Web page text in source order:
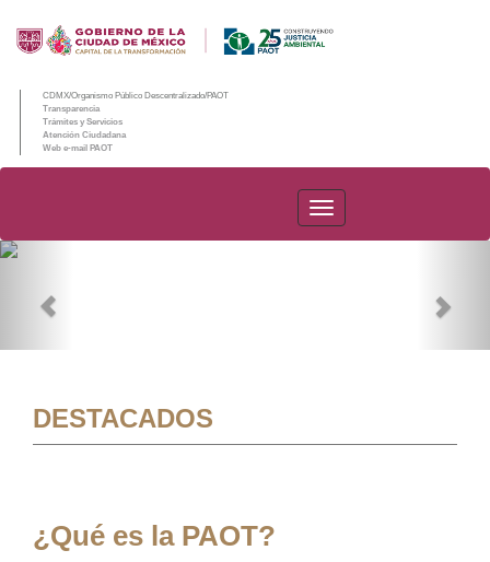
CDMX/Organismo Público Descentralizado/PAOT
Transparencia
Trámites y Servicios
Atención Ciudadana
Web e-mail PAOT
PAOT
DESTACADOS
¿Qué es la PAOT?